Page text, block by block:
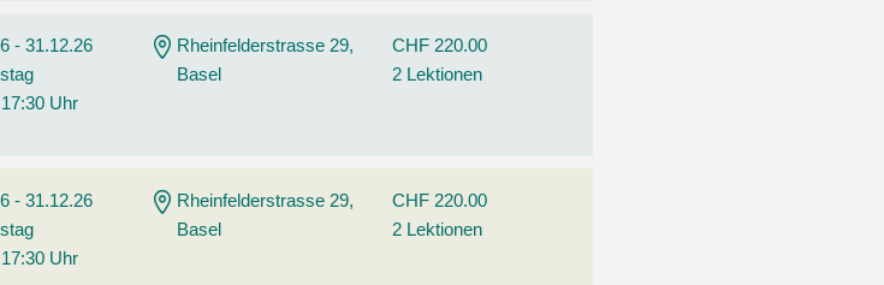
- 31.12.26
Uhr
Rheinfelderstrasse 29,
Basel
CHF 220.00
2 Lektionen
- 31.12.26
Uhr
Rheinfelderstrasse 29,
Basel
CHF 220.00
2 Lektionen